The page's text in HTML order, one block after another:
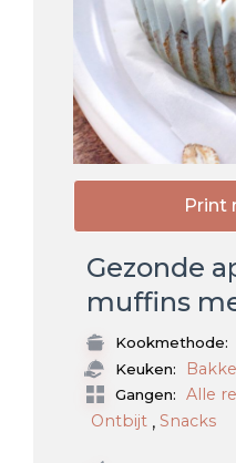
Print
Gezonde
muffins
Kookmethode:
Keuken:
Gangen: Alle
Ontbijt , Snacks